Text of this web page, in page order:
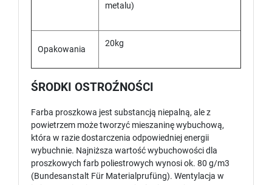
metalu)
Opakowania
20kg
ŚRODKI OSTROŹNOŚCI
Farba proszkowa jest substancją niepalną, ale z
powietrzem może tworzyć mieszaninę wybuchową,
która w razie dostarczenia odpowiedniej energii
wybuchnie. Najniższa wartość wybuchowości dla
proszkowych farb poliestrowych wynosi ok. 80 g/m3
(Bundesanstalt Für Materialprufüng). Wentylacja w